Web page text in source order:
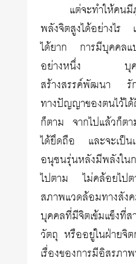
แต่จะทำให้คน
พลังจิตสูงได้อย่างไร
ได้ยาก การมีบุคคล
อย่างหนึ่ง บุคคล
สร้างสรรค์พัฒนา รั
ทางปัญญาของตนไว้
ก็ตาม จากไปแล้วก็ต
ได้ยึดถือ และจะเป็นเ
อนุชนรุ่นหลังมีพลังใ
ไปตาม ไม่คล้อยไปต
สภาพแวดล้อมทางสัง
บุคคลที่มีจิตเข้มแข็งที่
วัตถุ หรืออยู่ในฝ่ายจิ
เรื่องของการมีอิสรภ